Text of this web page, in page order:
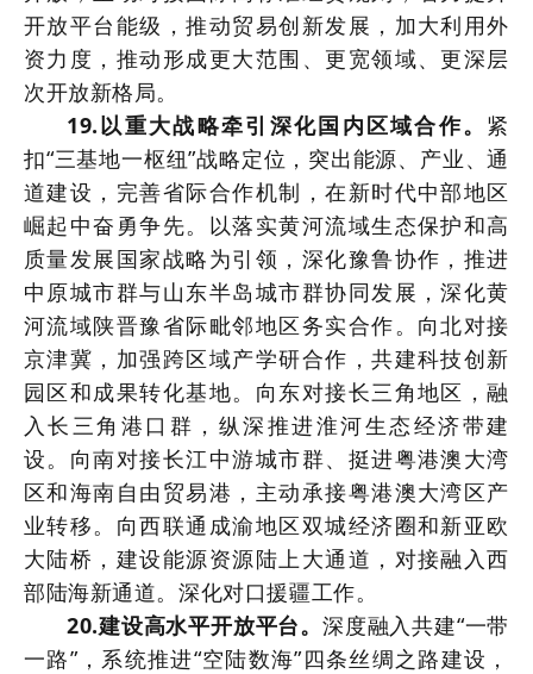
开放平台能级，推动贸易创新发展，加大利用外
资力度，推动形成更大范围、更宽领域、更深层
次开放新格局。
19.以重大战略牵引深化国内区域合作。 紧
扣“三基地一枢纽”战略定位，突出能源、产业、通
道建设，完善省际合作机制，在新时代中部地区
崛起中奋勇争先。以落实黄河流域生态保护和高
质量发展国家战略为引领，深化豫鲁协作，推进
中原城市群与山东半岛城市群协同发展，深化黄
河流域陕晋豫省际毗邻地区务实合作。向北对接
京津冀，加强跨区域产学研合作，共建科技创新
园区和成果转化基地。向东对接长三角地区，融
入长三角港口群，纵深推进淮河生态经济带建
设。向南对接长江中游城市群、挺进粤港澳大湾
区和海南自由贸易港，主动承接粤港澳大湾区产
业转移。向西联通成渝地区双城经济圈和新亚欧
大陆桥，建设能源资源陆上大通道，对接融入西
部陆海新通道。深化对口援疆工作。
20.建设高水平开放平台。 深度融入共建“一带
一路”，系统推进“空陆数海”四条丝绸之路建设，